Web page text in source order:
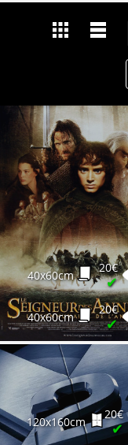
40x60cm
20€
✔
40x60cm
20€
✔
120x160cm
20€
✔